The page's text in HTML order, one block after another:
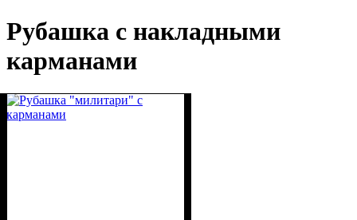
Рубашка с накладными
карманами